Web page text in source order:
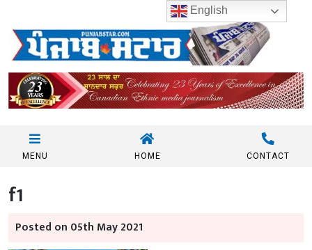
MENU HOME CONTACT
f1
Posted on 05th May 2021
English